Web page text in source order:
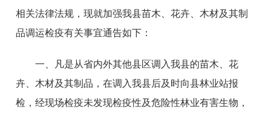
相关法律法规，现就加强我县苗木、花卉、木材及其制
品调运检疫有关事宜通告如下：
一、凡是从省内外其他县区调入我县的苗木、花
卉、木材及其制品，在调入我县后及时向县林业站报
检，经现场检疫未发现检疫性及危险性林业有害生物，